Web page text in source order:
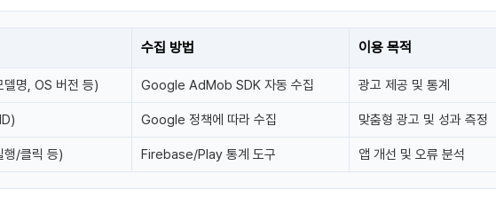
수집 방법 이용 목적
델명, OS 버전 등) Google AdMob SDK 자동 수집 광고 제공 및 통계
Google 정책에 따라 수집 맞춤형 광고 및 성과 측정
행/클릭 등) Firebase/Play 통계 도구 앱 개선 및 오류 분석